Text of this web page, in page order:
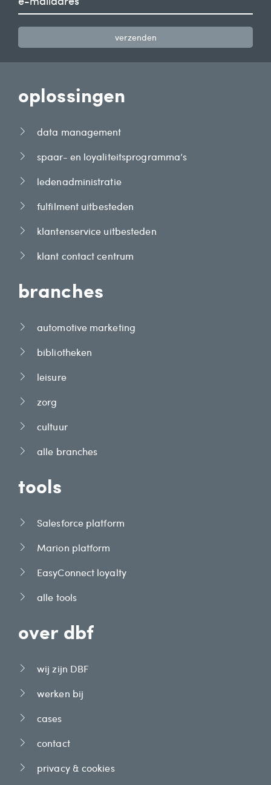
verzenden
oplossingen
data management
spaar- en loyaliteitsprogramma’s
ledenadministratie
fulfilment uitbesteden
klantenservice uitbesteden
klant contact centrum
branches
automotive marketing
bibliotheken
leisure
zorg
cultuur
alle branches
tools
Salesforce platform
Marion platform
EasyConnect loyalty
alle tools
over dbf
wij zijn DBF
werken bij
cases
contact
privacy & cookies